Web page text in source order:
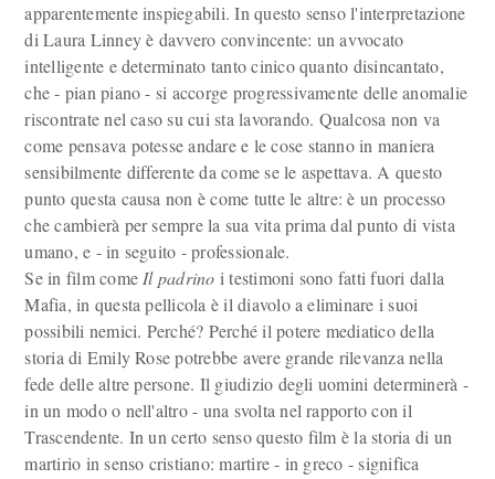
apparentemente inspiegabili. In questo senso l'interpretazione
di Laura Linney è davvero convincente: un avvocato
intelligente e determinato tanto cinico quanto disincantato,
che - pian piano - si accorge progressivamente delle anomalie
riscontrate nel caso su cui sta lavorando. Qualcosa non va
come pensava potesse andare e le cose stanno in maniera
sensibilmente differente da come se le aspettava. A questo
punto questa causa non è come tutte le altre: è un processo
che cambierà per sempre la sua vita prima dal punto di vista
umano, e - in seguito - professionale.
Se in film come Il padrino i testimoni sono fatti fuori dalla
Mafia, in questa pellicola è il diavolo a eliminare i suoi
possibili nemici. Perché? Perché il potere mediatico della
storia di Emily Rose potrebbe avere grande rilevanza nella
fede delle altre persone. Il giudizio degli uomini determinerà -
in un modo o nell'altro - una svolta nel rapporto con il
Trascendente. In un certo senso questo film è la storia di un
martirio in senso cristiano: martire - in greco - significa